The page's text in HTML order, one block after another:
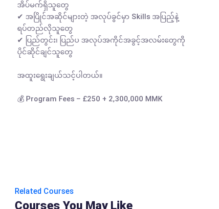
အိပ်မက်ရှိသူတွေ
✔ အပြိုင်အဆိုင်များတဲ့ အလုပ်ခွင်မှာ Skills အပြည့်နဲ့
ရပ်တည်လိုသူတွေ
✔ ပြည်တွင်း၊ ပြည်ပ အလုပ်အကိုင်အခွင့်အလမ်းတွေကို
ပိုင်ဆိုင်ချင်သူတွေ
အထူးရွေးချယ်သင့်ပါတယ်။
💰 Program Fees – £250 + 2,300,000 MMK
Related Courses
Courses You May Like